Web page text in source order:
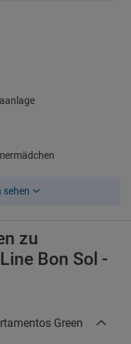
sehen
zu
Bon Sol -
Green